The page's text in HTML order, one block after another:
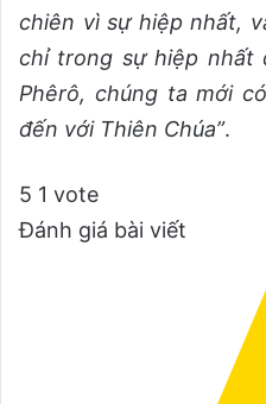
chiên vì sự hiệp nhất,
chỉ trong sự hiệp nhất
Phêrô, chúng ta mới
đến với Thiên Chúa”.
5 1 vote
Đánh giá bài viết